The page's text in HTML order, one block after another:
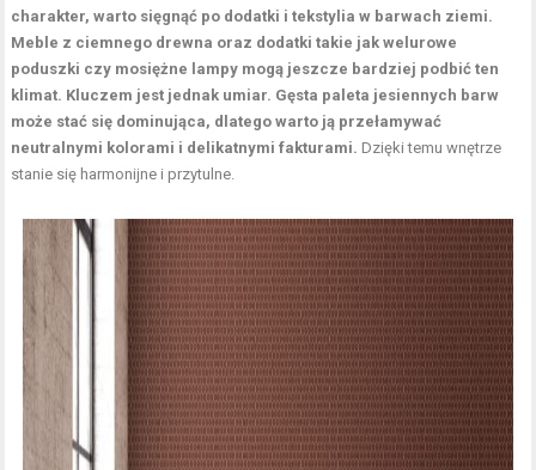
charakter, warto sięgnąć po dodatki i tekstylia w barwach ziemi.
Meble z ciemnego drewna oraz dodatki takie jak welurowe
poduszki czy mosiężne lampy mogą jeszcze bardziej podbić ten
klimat. Kluczem jest jednak umiar. Gęsta paleta jesiennych barw
może stać się dominująca, dlatego warto ją przełamywać
neutralnymi kolorami i delikatnymi fakturami. Dzięki temu wnętrze
stanie się harmonijne i przytulne.